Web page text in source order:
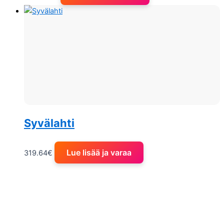
Syvälahti
319.64€ Lue lisää ja varaa